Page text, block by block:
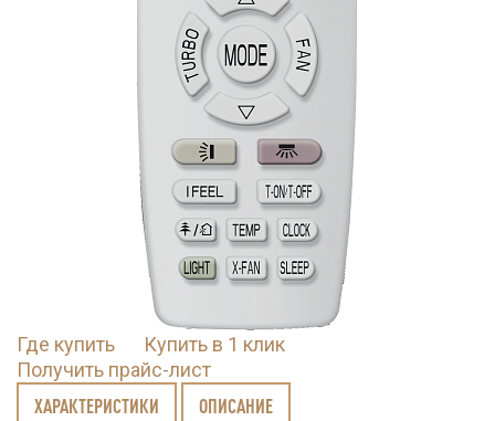
Где купить
Купить в 1 клик
Получить прайс-лист
ХАРАКТЕРИСТИКИ ОПИСАНИЕ